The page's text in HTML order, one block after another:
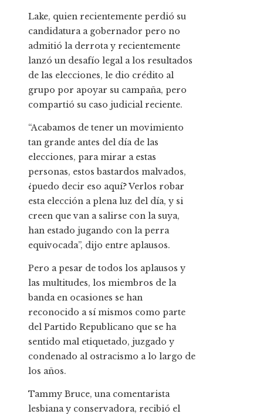
Lake, quien recientemente perdió su
candidatura a gobernador pero no
admitió la derrota y recientemente
lanzó un desafío legal a los resultados
de las elecciones, le dio crédito al
grupo por apoyar su campaña, pero
compartió su caso judicial reciente.
“Acabamos de tener un movimiento
tan grande antes del día de las
elecciones, para mirar a estas
personas, estos bastardos malvados,
¿puedo decir eso aquí? Verlos robar
esta elección a plena luz del día, y si
creen que van a salirse con la suya,
han estado jugando con la perra
equivocada”, dijo entre aplausos.
Pero a pesar de todos los aplausos y
las multitudes, los miembros de la
banda en ocasiones se han
reconocido a sí mismos como parte
del Partido Republicano que se ha
sentido mal etiquetado, juzgado y
condenado al ostracismo a lo largo de
los años.
Tammy Bruce, una comentarista
lesbiana y conservadora, recibió el